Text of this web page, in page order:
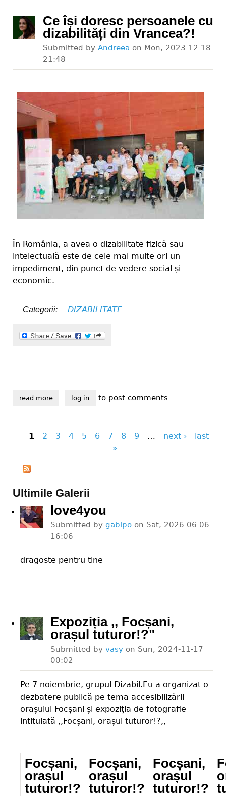
Ce își doresc persoanele cu
dizabilități din Vrancea?!
Submitted by Andreea on Mon, 2023-12-18
21:48
În România, a avea o dizabilitate fizică sau
intelectuală este de cele mai multe ori un
impediment, din punct de vedere social și
economic.
Categorii: DIZABILITATE
read moreabout ce își doresc persoanele cu dizabilități din
log in to post comments
1 2 3 4 5 6 7 8 9 … next ›
last
»
Ultimile Galerii
love4you
Submitted by gabipo on Sat, 2026-06-06
16:06
dragoste pentru tine
Expoziția ,, Focșani,
orașul tuturor!?"
Submitted by vasy on Sun, 2024-11-17
00:02
Pe 7 noiembrie, grupul Dizabil.Eu a organizat o
dezbatere publică pe tema accesibilizării
orașului Focșani și expoziția de fotografie
intitulată ,,Focșani, orașul tuturor!?,,
Focșani,
orașul
tuturor!?
Focșani,
orașul
tuturor!?
Focșani,
orașul
tuturor!?